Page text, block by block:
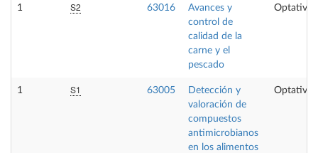
1 S2 63016
Avances y
control de
calidad de la
carne y el
pescado
Optativa
1 S1 63005
Detección y
valoración de
compuestos
antimicrobianos
en los alimentos
Optativa